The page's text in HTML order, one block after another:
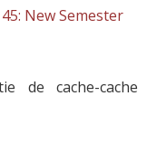
de cache-cache